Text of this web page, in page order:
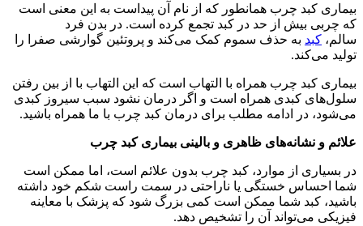
بیماری کبد چرب همانطور که از نام آن پیداست به این معنی است
که چربی بیش از حد در کبد تجمع کرده است. در بدن فرد
سالم، کبد به حذف سموم کمک می‌کند و پروتئین گوارشی صفرا را
تولید می‌کند.
بیماری کبد چرب همراه با التهاب است که این التهاب با از بین رفتن
سلول‌های کبدی همراه است و اگر درمان نشود سبب سیروز کبدی
می‌شود، در ادامه مطلب برای درمان کبد چرب با ما همراه باشید.
علائم و نشانه‌های ظاهری و بالینی بیماری کبد چرب
در بسیاری از موارد، کبد چرب بدون علائم است، اما ممکن است
شما احساس خستگی یا ناراحتی در سمت راست شکم خود داشته
باشید، کبد شما ممکن است کمی بزرگ شود که پزشک با معاینه
فیزیکی می‌تواند آن را تشخیص دهد.